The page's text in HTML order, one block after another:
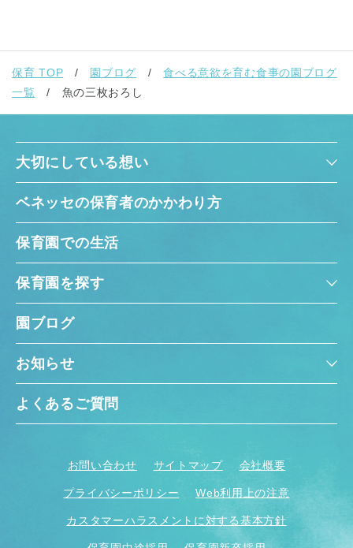
保育 TOP 園ブログ
食べる意欲を育む食事の園ブログ
一覧
魚の三枚おろし
大切にしている想い
ベネッセの保育者のかかわり方
保育園での生活
保育園を探す
園ブログ
お知らせ
よくあるご質問
お問い合わせ サイトマップ 会社概要
プライバシーポリシー Web利用上の注意
カスタマーハラスメントに対する基本方針